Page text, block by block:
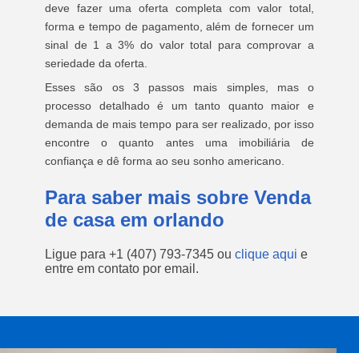
deve fazer uma oferta completa com valor total,
forma e tempo de pagamento, além de fornecer um
sinal de 1 a 3% do valor total para comprovar a
seriedade da oferta.
Esses são os 3 passos mais simples, mas o
processo detalhado é um tanto quanto maior e
demanda de mais tempo para ser realizado, por isso
encontre o quanto antes uma imobiliária de
confiança e dê forma ao seu sonho americano.
Para saber mais sobre Venda
de casa em orlando
Ligue para +1 (407) 793-7345 ou clique aqui e
entre em contato por email.